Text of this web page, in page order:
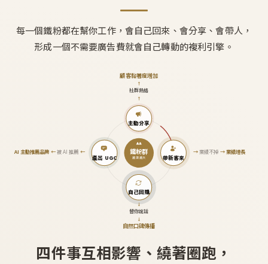
每一個鐵粉都在幫你工作，會自己回來、會分享、會帶人，
形成一個不需要廣告費就會自己轉動的複利引擎。
鐵粉群
越滾越大
主動分享
↑
社群熱絡
↑
顧客黏著度增加
帶新客來
→業績不掉 →業績增長
自己回購
↓
替你說話
↓
自然口碑傳播
產出 UGC
AI 主動推薦品牌←被 AI 推薦 ←
四件事互相影響、繞著圈跑，